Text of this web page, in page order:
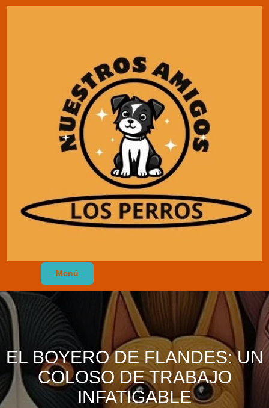
Menú
EL BOYERO DE FLANDES: UN
COLOSO DE TRABAJO
INFATIGABLE